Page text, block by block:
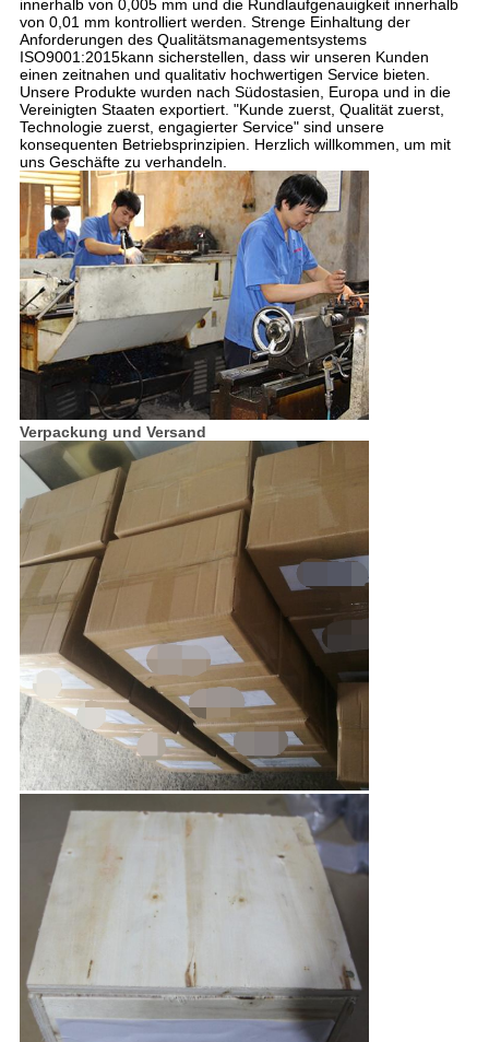
innerhalb von 0,005 mm und die Rundlaufgenauigkeit innerhalb
von 0,01 mm kontrolliert werden. Strenge Einhaltung der
Anforderungen des Qualitätsmanagementsystems
ISO9001:2015kann sicherstellen, dass wir unseren Kunden
einen zeitnahen und qualitativ hochwertigen Service bieten.
Unsere Produkte wurden nach Südostasien, Europa und in die
Vereinigten Staaten exportiert. "Kunde zuerst, Qualität zuerst,
Technologie zuerst, engagierter Service" sind unsere
konsequenten Betriebsprinzipien. Herzlich willkommen, um mit
uns Geschäfte zu verhandeln.
Verpackung und Versand